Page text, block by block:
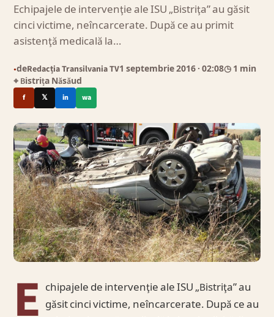
Echipajele de intervenţie ale ISU „Bistriţa” au găsit
cinci victime, neîncarcerate. După ce au primit
asistenţă medicală la…
●deRedacția Transilvania TV1 septembrie 2016 · 02:08◷ 1 min
⌖ Bistrița Năsăud
f 𝕏 in wa
E chipajele de intervenţie ale ISU „Bistriţa” au
găsit cinci victime, neîncarcerate. După ce au